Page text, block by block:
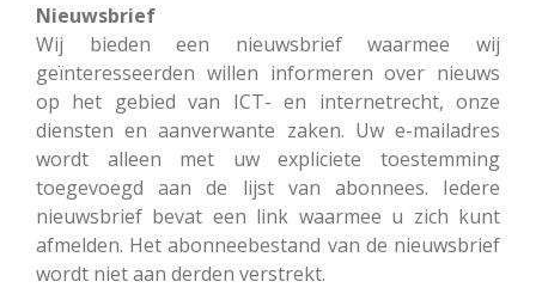
Nieuwsbrief
Wij bieden een nieuwsbrief waarmee wij
geïnteresseerden willen informeren over nieuws
op het gebied van ICT- en internetrecht, onze
diensten en aanverwante zaken. Uw e-mailadres
wordt alleen met uw expliciete toestemming
toegevoegd aan de lijst van abonnees. Iedere
nieuwsbrief bevat een link waarmee u zich kunt
afmelden. Het abonneebestand van de nieuwsbrief
wordt niet aan derden verstrekt.